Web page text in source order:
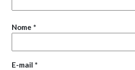
Nome *
E-mail *